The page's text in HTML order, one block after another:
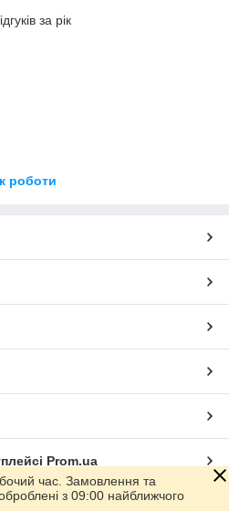
за рік
роботи
Prom.ua
час. Замовлення та
з 09:00 найближчого